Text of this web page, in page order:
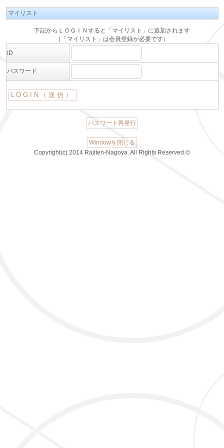
マイリスト
下記からＬＯＧＩＮすると「マイリスト」に追加されます
（「マイリスト」は会員登録が必要です）
ID
パスワード
パスワード再発行
Windowを閉じる
Copyright(c) 2014 Rajiten-Nagoya. All Rights Reserved.©